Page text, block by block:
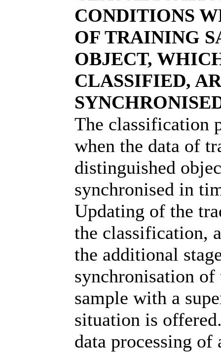
CONDITIONS
OF TRAINING
OBJECT,
CLASSIFIED,
The classification
when the data of
distinguished
synchronised in
Updating of the
the classification,
the additional
synchronisation
sample with a
situation is
data processing of